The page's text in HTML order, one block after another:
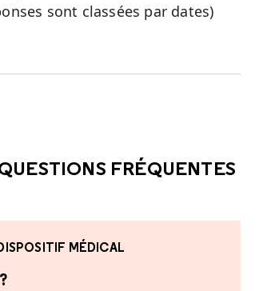
sont classées par dates)
FRÉQUENTES
MÉDICAL